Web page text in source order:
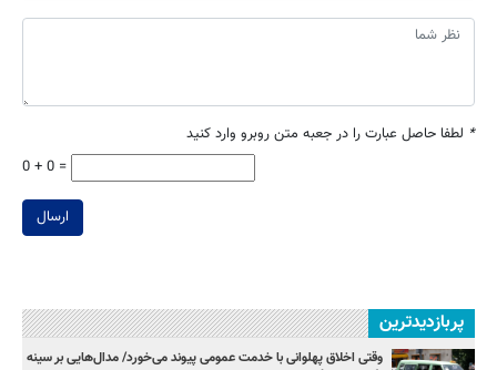
* لطفا حاصل عبارت را در جعبه متن روبرو وارد کنید
0 + 0 =
ارسال
پربازدیدترین
وقتی اخلاق پهلوانی با خدمت عمومی پیوند می‌خورد/ مدال‌هایی بر سینه